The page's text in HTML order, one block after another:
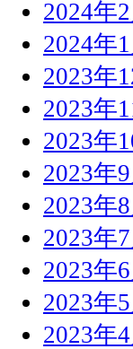
2024年2
2024年1
2023年
2023年
2023年
2023年9
2023年8
2023年7
2023年6
2023年5
2023年4